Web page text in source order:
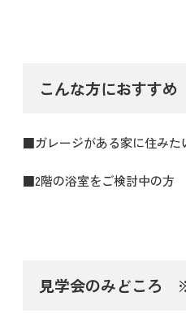
こんな方におすすめ
■ガレージがある家に住みた
■2階の浴室をご検討中の方
見学会のみどころ